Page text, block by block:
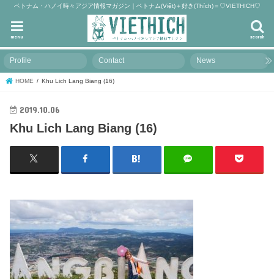
ベトナム・ハノイ時々アジア情報マガジン｜ベトナム(Việt)＋好き(Thích)＝♡VIETHICH♡
search
menu
Profile Contact News
HOME Khu Lich Lang Biang (16)
2019.10.06
Khu Lich Lang Biang (16)